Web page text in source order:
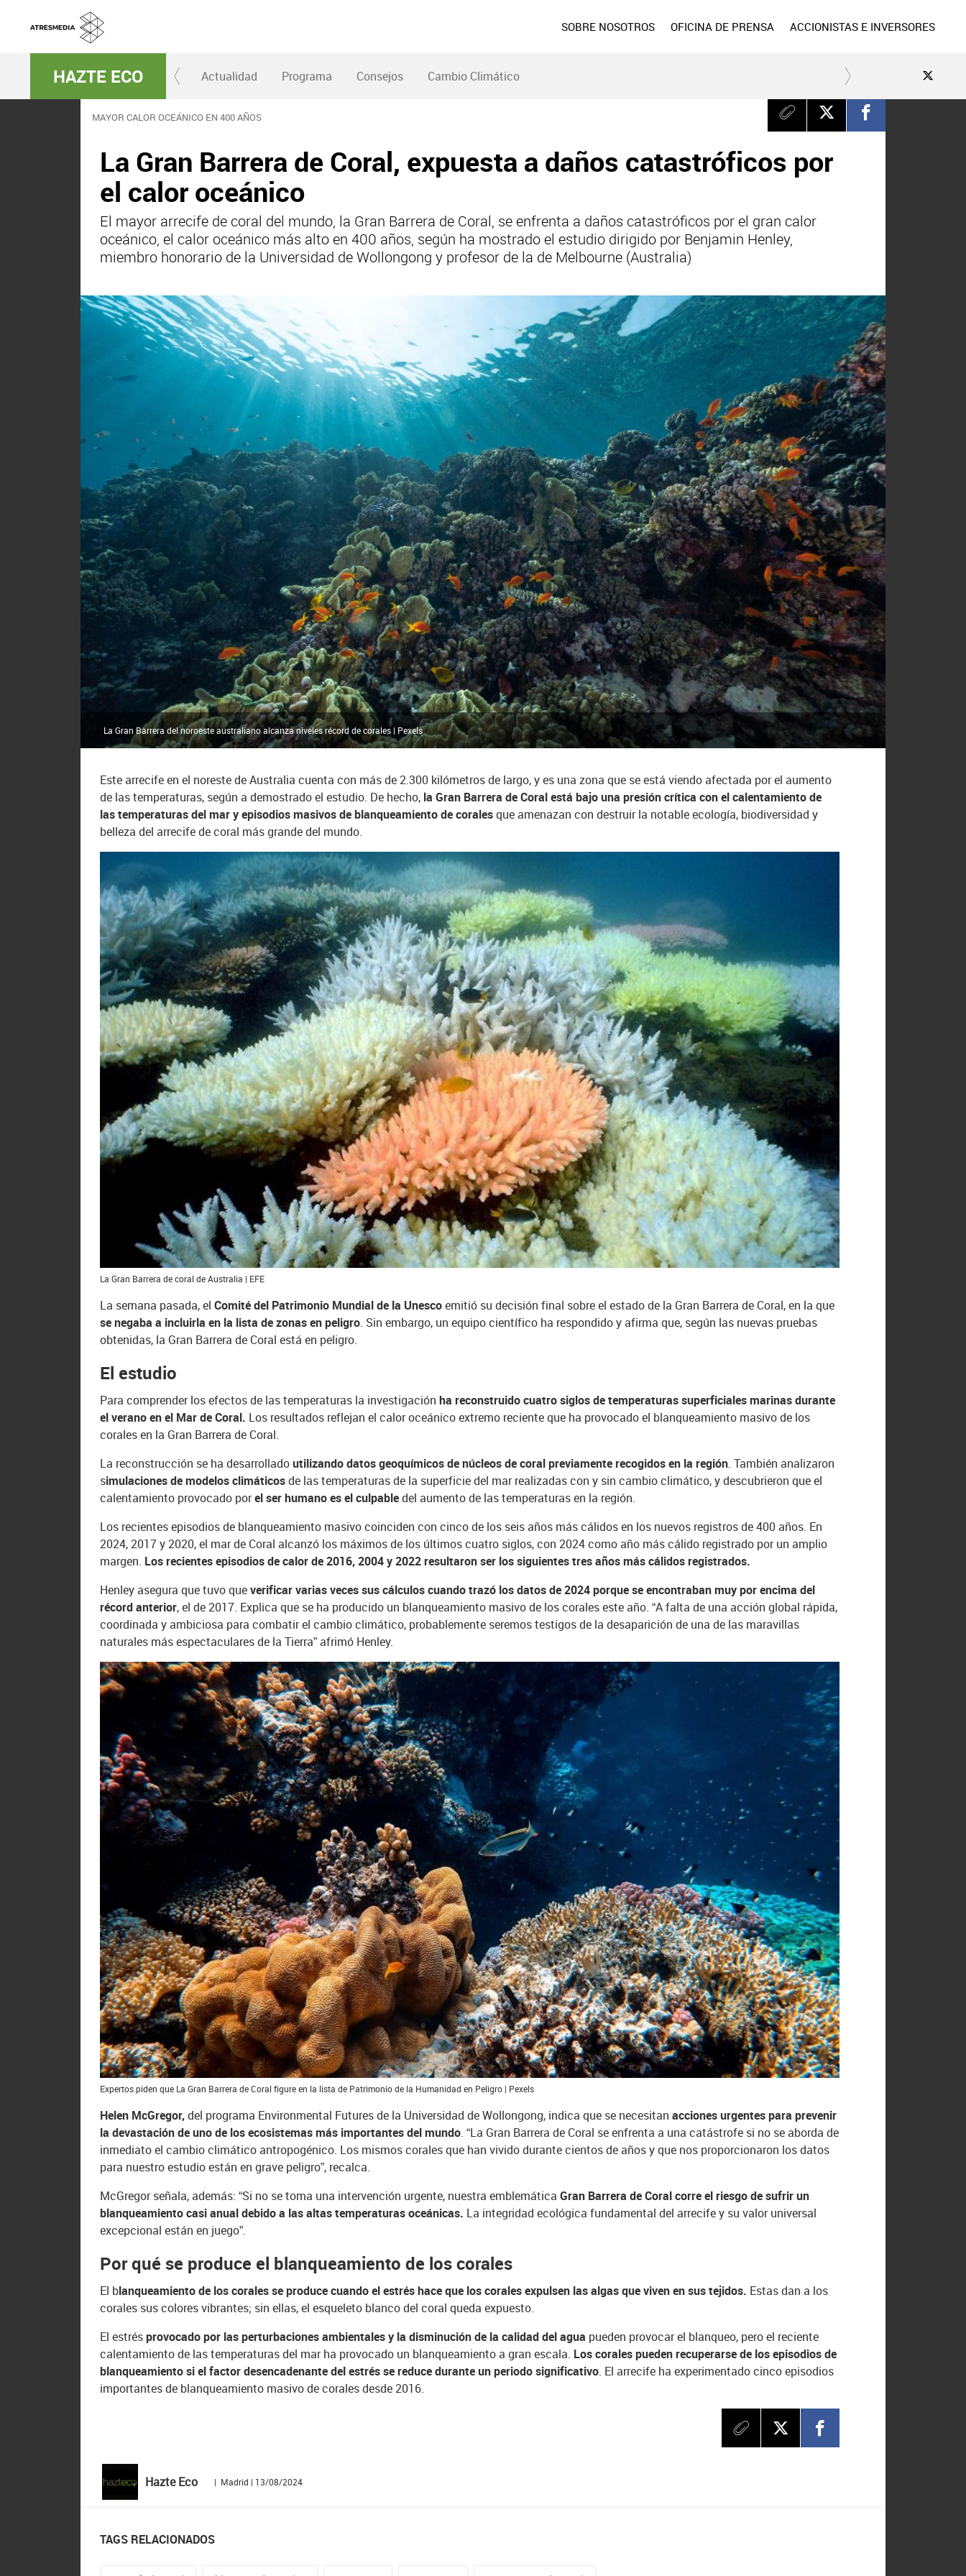
SOBRE NOSOTROS OFICINA DE PRENSA ACCIONISTAS E INVERSORES
HAZTE ECO Actualidad Programa Consejos Cambio Climático
MAYOR CALOR OCEÁNICO EN 400 AÑOS
La Gran Barrera de Coral, expuesta a daños catastróficos por
el calor oceánico
El mayor arrecife de coral del mundo, la Gran Barrera de Coral, se enfrenta a daños catastróficos por el gran calor
oceánico, el calor oceánico más alto en 400 años, según ha mostrado el estudio dirigido por Benjamin Henley,
miembro honorario de la Universidad de Wollongong y profesor de la de Melbourne (Australia)
La Gran Barrera del noroeste australiano alcanza niveles récord de corales | Pexels
Este arrecife en el noreste de Australia cuenta con más de 2.300 kilómetros de largo, y es una zona que se está viendo afectada por el aumento
de las temperaturas, según a demostrado el estudio. De hecho, la Gran Barrera de Coral está bajo una presión crítica con el calentamiento de
las temperaturas del mar y episodios masivos de blanqueamiento de coralesque amenazan con destruir la notable ecología, biodiversidad y
belleza del arrecife de coral más grande del mundo.
La Gran Barrera de coral de Australia | EFE
La semana pasada, elComité del Patrimonio Mundial de la Unescoemitió su decisión final sobre el estado de la Gran Barrera de Coral, en la que
se negaba a incluirla en la lista de zonas en peligro. Sin embargo, un equipo científico ha respondido y afirma que, según las nuevas pruebas
obtenidas, la Gran Barrera de Coral está en peligro.
El estudio
Para comprender los efectos de las temperaturas la investigaciónha reconstruido cuatro siglos de temperaturas superficiales marinas durante
el verano en el Mar de Coral. Los resultados reflejan el calor oceánico extremo reciente que ha provocado el blanqueamiento masivo de los
corales en la Gran Barrera de Coral.
La reconstrucción se ha desarrolladoutilizando datos geoquímicos de núcleos de coral previamente recogidos en la región. También analizaron
simulaciones de modelos climáticosde las temperaturas de la superficie del mar realizadas con y sin cambio climático, y descubrieron que el
calentamiento provocado porel ser humano es el culpabledel aumento de las temperaturas en la región.
Los recientes episodios de blanqueamiento masivo coinciden con cinco de los seis años más cálidos en los nuevos registros de 400 años. En
2024, 2017 y 2020, el mar de Coral alcanzó los máximos de los últimos cuatro siglos, con 2024 como año más cálido registrado por un amplio
margen. Los recientes episodios de calor de 2016, 2004 y 2022 resultaron ser los siguientes tres años más cálidos registrados.
Henley asegura que tuvo queverificar varias veces sus cálculos cuando trazó los datos de 2024 porque se encontraban muy por encima del
récord anterior, el de 2017. Explica que se ha producido un blanqueamiento masivo de los corales este año. “A falta de una acción global rápida,
coordinada y ambiciosa para combatir el cambio climático, probablemente seremos testigos de la desaparición de una de las maravillas
naturales más espectaculares de la Tierra” afrimó Henley.
Expertos piden que La Gran Barrera de Coral figure en la lista de Patrimonio de la Humanidad en Peligro | Pexels
Helen McGregor,del programa Environmental Futures de la Universidad de Wollongong, indica que se necesitanacciones urgentes para prevenir
la devastación de uno de los ecosistemas más importantes del mundo. “La Gran Barrera de Coral se enfrenta a una catástrofe si no se aborda de
inmediato el cambio climático antropogénico. Los mismos corales que han vivido durante cientos de años y que nos proporcionaron los datos
para nuestro estudio están en grave peligro”, recalca.
McGregor señala, además: “Si no se toma una intervención urgente, nuestra emblemáticaGran Barrera de Coral corre el riesgo de sufrir un
blanqueamiento casi anual debido a las altas temperaturas oceánicas. La integridad ecológica fundamental del arrecife y su valor universal
excepcional están en juego”.
Por qué se produce el blanqueamiento de los corales
El blanqueamiento de los corales se produce cuando el estrés hace que los corales expulsen las algas que viven en sus tejidos. Estas dan a los
corales sus colores vibrantes; sin ellas, el esqueleto blanco del coral queda expuesto.
El estrésprovocado por las perturbaciones ambientales y la disminución de la calidad del agua pueden provocar el blanqueo, pero el reciente
calentamiento de las temperaturas del mar ha provocado un blanqueamiento a gran escala. Los corales pueden recuperarse de los episodios de
blanqueamiento si el factor desencadenante del estrésse reduce durante un periodo significativo. El arrecife ha experimentado cinco episodios
importantes de blanqueamiento masivo de corales desde 2016.
Hazte Eco | Madrid | 13/08/2024
TAGS RELACIONADOS